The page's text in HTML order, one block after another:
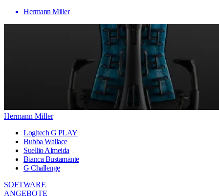
Hermann Miller
Hermann Miller
Logitech G PLAY
Bubba Wallace
Suellio Almeida
Bianca Bustamante
G Challenge
SOFTWARE
ANGEBOTE